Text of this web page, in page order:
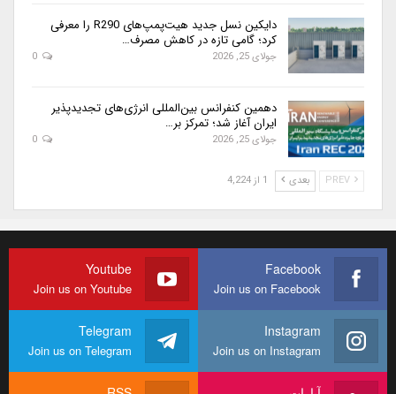
دایکین نسل جدید هیت‌پمپ‌های R290 را معرفی
کرد؛ گامی تازه در کاهش مصرف…
جولای 25, 2026
دهمین کنفرانس بین‌المللی انرژی‌های تجدیدپذیر
ایران آغاز شد؛ تمرکز بر…
جولای 25, 2026
بعدی 1 از 4,224
Facebook
Join us on Facebook
Youtube
Join us on Youtube
Instagram
Join us on Instagram
Telegram
Join us on Telegram